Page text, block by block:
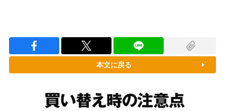
本文に戻る